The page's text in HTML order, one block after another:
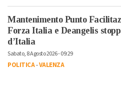
Mantenimento Punto
Forza Italia e Deangelis
d’Italia
Sabato, 8 Agosto 2026 - 09:29
POLITICA-VALENZA